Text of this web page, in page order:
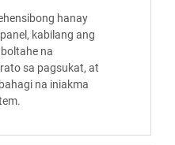
hanay
kabilang ang
na
sa pagsukat, at
na iniakma